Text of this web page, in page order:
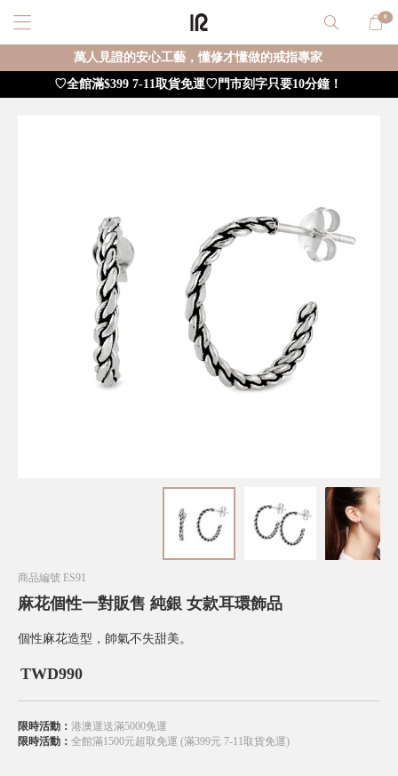
0
萬人見證的安心工藝，懂修才懂做的戒指專家
♡全館滿$399 7-11取貨免運♡門市刻字只要10分鐘！
商品編號 ES91
麻花個性一對販售 純銀 女款耳環飾品
個性麻花造型，帥氣不失甜美。
TWD990
限時活動： 港澳運送滿5000免運
限時活動： 全館滿1500元超取免運 (滿399元 7-11取貨免運)